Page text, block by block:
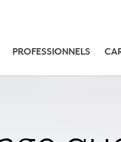
PROFESSIONNELS